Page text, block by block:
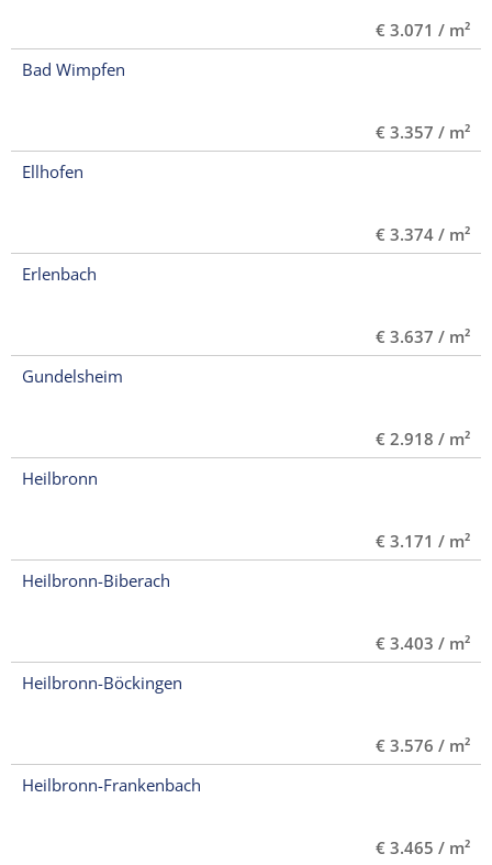
€ 3.071 / m²
Bad Wimpfen
€ 3.357 / m²
Ellhofen
€ 3.374 / m²
Erlenbach
€ 3.637 / m²
Gundelsheim
€ 2.918 / m²
Heilbronn
€ 3.171 / m²
Heilbronn-Biberach
€ 3.403 / m²
Heilbronn-Böckingen
€ 3.576 / m²
Heilbronn-Frankenbach
€ 3.465 / m²